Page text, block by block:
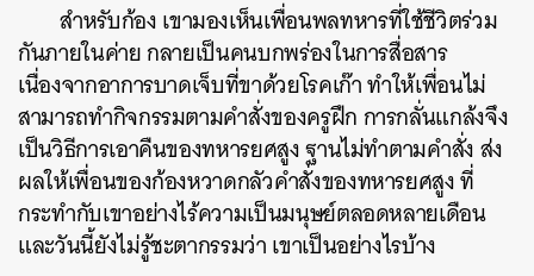
สำหรับก้อง เขามองเห็นเพื่อนพลทหารที่ใช้ชีวิตร่วม
กันภายในค่าย กลายเป็นคนบกพร่องในการสื่อสาร
เนื่องจากอาการบาดเจ็บที่ขาด้วยโรคเก๊า ทำให้เพื่อนไม่
สามารถทำกิจกรรมตามคำสั่งของครูฝึก การกลั่นแกล้งจึง
เป็นวิธีการเอาคืนของทหารยศสูง ฐานไม่ทำตามคำสั่ง ส่ง
ผลให้เพื่อนของก้องหวาดกลัวคำสั่งของทหารยศสูง ที่
กระทำกับเขาอย่างไร้ความเป็นมนุษย์ตลอดหลายเดือน
และวันนี้ยังไม่รู้ชะตากรรมว่า เขาเป็นอย่างไรบ้าง